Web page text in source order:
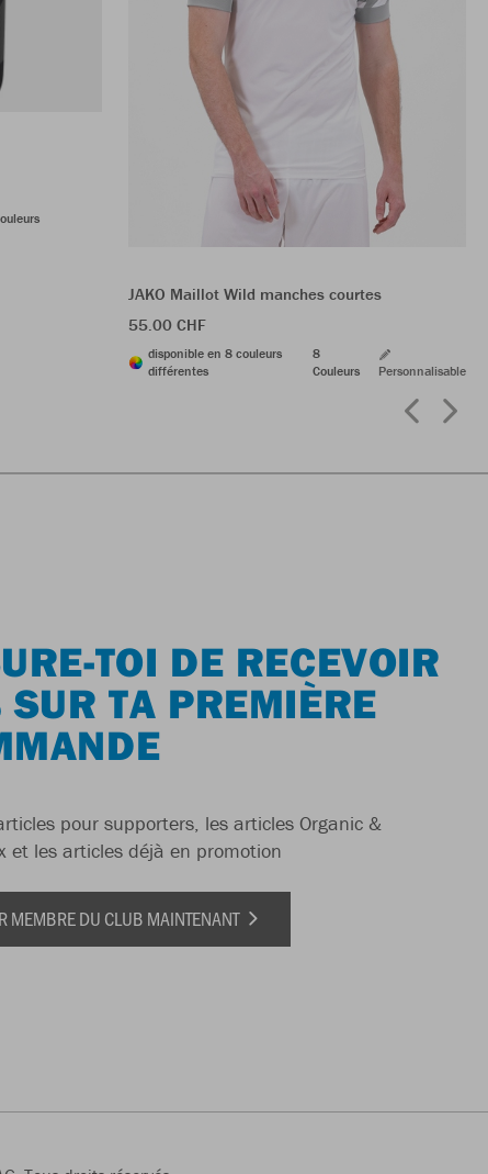
JAKO Maillot Wild manches courtes
55.00 CHF
disponible en 8 couleurs
différentes
8
Couleurs
Personnalisable
TOI DE RECEVOIR
SUR TA PREMIÈRE
pour supporters, les articles Organic &
et les articles déjà en promotion
MEMBRE DU CLUB MAINTENANT